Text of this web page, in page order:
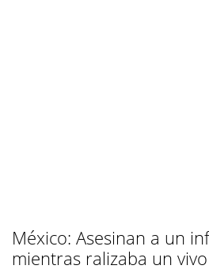
México: Asesinan a un
mientras ralizaba un vivo